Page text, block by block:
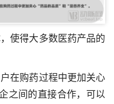
使得大多数医药产品的
在购药过程中更加关心
之间的直接合作，可以